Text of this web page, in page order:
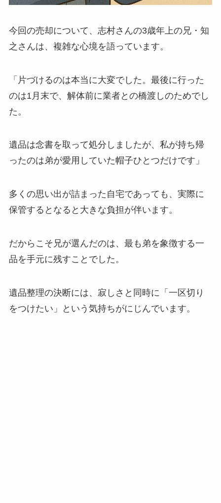
今回の売却について、志村さんの3歳年上の兄・知
之さんは、複雑な心境を語っています。
「片づけるのは本当に大変でした。最後に行った
のは1月末で、解体前に業者との橋渡しのためでし
た。
遺品は念書を取って処分しましたが、私が持ち帰
ったのは弟が愛用していた帽子ひとつだけです」
多くの思い出が詰まった自宅であっても、実際に
保管するとなると大きな負担が伴います。
だからこそ兄が選んだのは、最も弟を象徴する一
品を手元に残すことでした。
遺品整理の決断には、寂しさと同時に「一区切り
をつけたい」という気持ちがにじんでいます。